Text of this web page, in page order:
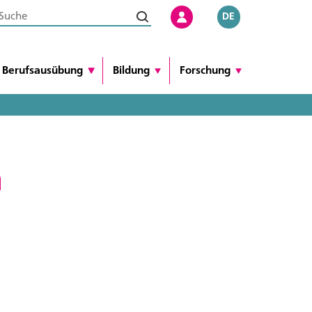
DE
Berufsausübung Bildung Forschung